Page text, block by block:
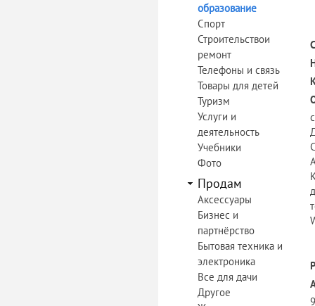
образование
Спорт
Строительствои
ремонт
Телефоны и связь
Товары для детей
Туризм
Услуги и
деятельность
Учебники
Фото
Продам
Аксессуары
Бизнес и
партнёрство
Бытовая техника и
электроника
Все для дачи
Другое